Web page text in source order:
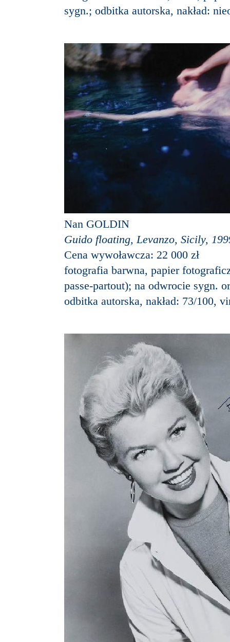
sygn.; odbitka autorska, nakład:
Nan GOLDIN
Guido floating, Levanzo, Sicily,
Cena wywoławcza: 22 000 zł
fotografia barwna, papier
passe-partout); na odwrocie sygn.
odbitka autorska, nakład: 73/100,